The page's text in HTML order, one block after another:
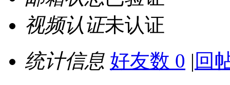
视频认证未认证
统计信息 好友数 0 | 回